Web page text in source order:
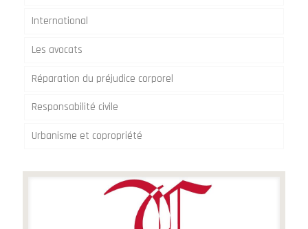
International
Les avocats
Réparation du préjudice corporel
Responsabilité civile
Urbanisme et copropriété